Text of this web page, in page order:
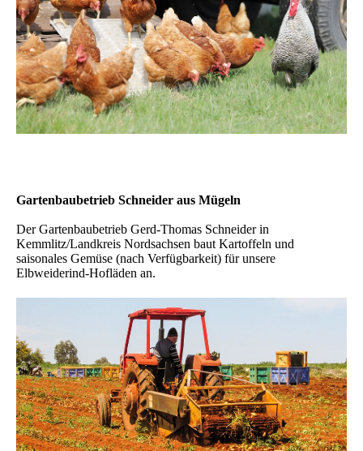
Gartenbaubetrieb Schneider aus Mügeln
Der Gartenbaubetrieb Gerd-Thomas Schneider in
Kemmlitz/Landkreis Nordsachsen baut Kartoffeln und
saisonales Gemüse (nach Verfügbarkeit) für unsere
Elbweiderind-Hofläden an.